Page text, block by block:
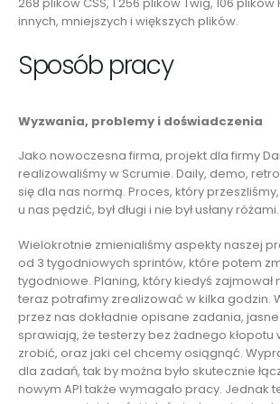
268 plików CSS, 1 256 plików Twig, 106 plików
innych, mniejszych i większych plików.
Sposób pracy
Wyzwania, problemy i doświadczenia
Jako nowoczesna firma, projekt dla firmy
realizowaliśmy w Scrumie. Daily, demo,
się dla nas normą. Proces, który
u nas pędzić, był długi i nie był usłany różami.
Wielokrotnie zmienialiśmy aspekty naszej
od 3 tygodniowych sprintów, które potem
tygodniowe. Planing, który kiedyś zajmował
teraz potrafimy zrealizować w kilka godzin.
przez nas dokładnie opisane zadania, jasne
sprawiają, że testerzy bez żadnego
zrobić, oraz jaki cel chcemy osiągnąć.
dla zadań, tak by można było skutecznie
nowym API także wymagało pracy. Jednak